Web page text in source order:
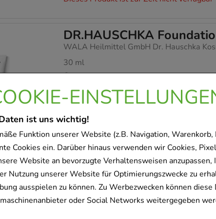
ist uns wichtig!
Funktion unserer Website (z.B. Navigation, Warenkorb,
Cookies ein. Darüber hinaus verwenden wir Cookies,
Website an bevorzugte Verhaltensweisen anzupassen,
Nutzung unserer Website für Optimierungszwecke zu
ausspielen zu können. Zu Werbezwecken können diese
oder Social Networks weitergegeben
DR.HAUSCHKA
WALA Heilmittel GmbH Dr. Hauschka
30 ml
Creme
18167663
Dieses Produkt ist zur Zeit nicht verfügbar
DR.HAUSCHKA Augen
WALA Heilmittel GmbH Dr. Hauschka
75ml
13898126